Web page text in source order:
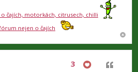
o čajích, motorkách, citrusech, chilli
nejen o čajích
3 Citovat